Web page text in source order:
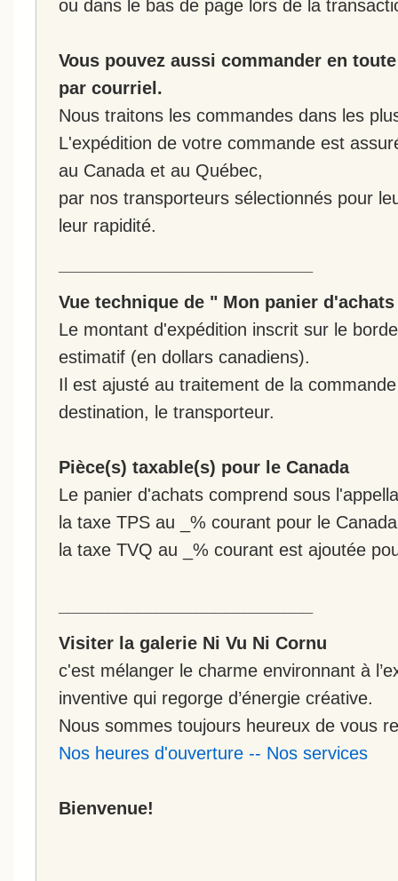
ou dans le bas de page lors de la
Vous pouvez aussi commander en
par courriel.
Nous traitons les commandes dans les
L'expédition de votre commande est
au Canada et au Québec,
par nos transporteurs sélectionnés pour
leur rapidité.
Vue technique de " Mon panier
Le montant d'expédition inscrit sur le
estimatif (en dollars canadiens).
Il est ajusté au traitement de la
destination, le transporteur.
Pièce(s) taxable(s) pour le Canada
Le panier d'achats comprend sous
la taxe TPS au _% courant pour le
la taxe TVQ au _% courant est ajoutée
Visiter la galerie Ni Vu Ni Cornu
c'est mélanger le charme environnant à
inventive qui regorge d’énergie créative.
Nous sommes toujours heureux de vous
Nos heures d'ouverture -- Nos services
Bienvenue!